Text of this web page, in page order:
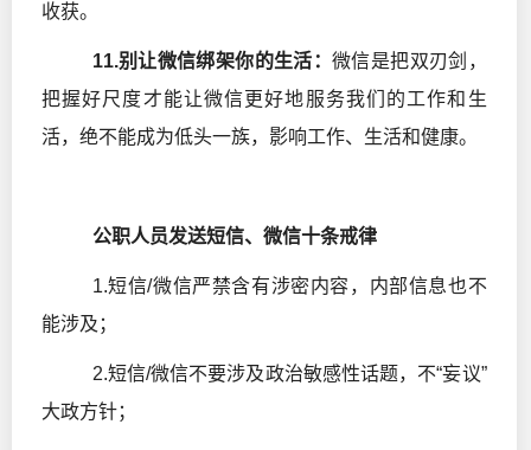
收获。
11.别让微信绑架你的生活：微信是把双刃剑，
把握好尺度才能让微信更好地服务我们的工作和生
活，绝不能成为低头一族，影响工作、生活和健康。
公职人员发送短信、微信十条戒律
1.短信/微信严禁含有涉密内容，内部信息也不
能涉及；
2.短信/微信不要涉及政治敏感性话题，不“妄议”
大政方针；